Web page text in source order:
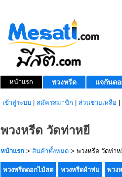
หน้าแรก พวงหรีด แจกันดอ
เข้าสู่ระบบ สมัครสมาชิก ส่วนช่วยเหลือ
พวงหรีด วัดท่าหยี
หน้าแรก > สินค้าทั้งหมด > พวงหรีด วัดท่าห
พวงหรีดดอกไม้สด พวงหรีดผ้าห่ม พวง